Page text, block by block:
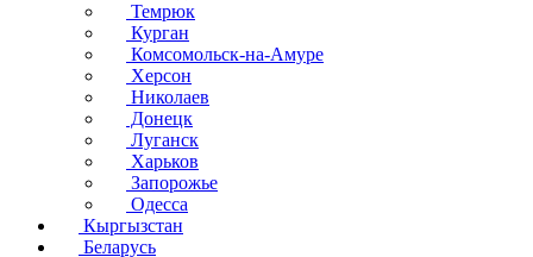
Темрюк
Курган
Комсомольск-на-Амуре
Херсон
Николаев
Донецк
Луганск
Харьков
Запорожье
Одесса
Кыргызстан
Беларусь